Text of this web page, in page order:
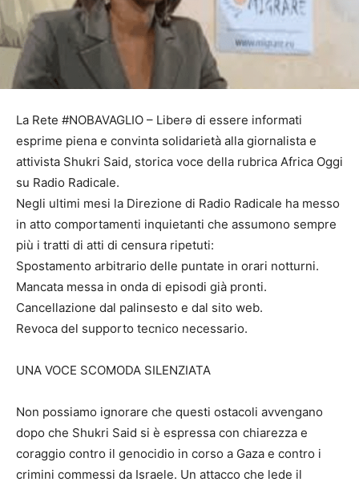
La Rete #NOBAVAGLIO – Liberə di essere informati
esprime piena e convinta solidarietà alla giornalista e
attivista Shukri Said, storica voce della rubrica Africa Oggi
su Radio Radicale.
Negli ultimi mesi la Direzione di Radio Radicale ha messo
in atto comportamenti inquietanti che assumono sempre
più i tratti di atti di censura ripetuti:
Spostamento arbitrario delle puntate in orari notturni.
Mancata messa in onda di episodi già pronti.
Cancellazione dal palinsesto e dal sito web.
Revoca del supporto tecnico necessario.
UNA VOCE SCOMODA SILENZIATA
Non possiamo ignorare che questi ostacoli avvengano
dopo che Shukri Said si è espressa con chiarezza e
coraggio contro il genocidio in corso a Gaza e contro i
crimini commessi da Israele. Un attacco che lede il